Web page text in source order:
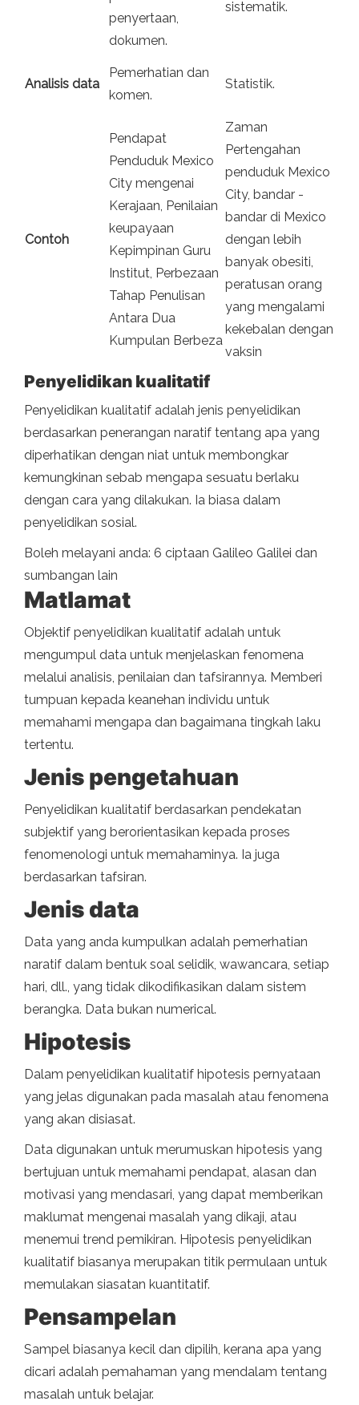
penyertaan,
dokumen.
sistematik.
Analisis data
Pemerhatian dan
komen.
Statistik.
Contoh
Pendapat
Penduduk Mexico
City mengenai
Kerajaan, Penilaian
keupayaan
Kepimpinan Guru
Institut, Perbezaan
Tahap Penulisan
Antara Dua
Kumpulan Berbeza
Zaman
Pertengahan
penduduk Mexico
City, bandar -
bandar di Mexico
dengan lebih
banyak obesiti,
peratusan orang
yang mengalami
kekebalan dengan
vaksin
Penyelidikan kualitatif
Penyelidikan kualitatif adalah jenis penyelidikan
berdasarkan penerangan naratif tentang apa yang
diperhatikan dengan niat untuk membongkar
kemungkinan sebab mengapa sesuatu berlaku
dengan cara yang dilakukan. Ia biasa dalam
penyelidikan sosial.
Boleh melayani anda: 6 ciptaan Galileo Galilei dan
sumbangan lain
Matlamat
Objektif penyelidikan kualitatif adalah untuk
mengumpul data untuk menjelaskan fenomena
melalui analisis, penilaian dan tafsirannya. Memberi
tumpuan kepada keanehan individu untuk
memahami mengapa dan bagaimana tingkah laku
tertentu.
Jenis pengetahuan
Penyelidikan kualitatif berdasarkan pendekatan
subjektif yang berorientasikan kepada proses
fenomenologi untuk memahaminya. Ia juga
berdasarkan tafsiran.
Jenis data
Data yang anda kumpulkan adalah pemerhatian
naratif dalam bentuk soal selidik, wawancara, setiap
hari, dll., yang tidak dikodifikasikan dalam sistem
berangka. Data bukan numerical.
Hipotesis
Dalam penyelidikan kualitatif hipotesis pernyataan
yang jelas digunakan pada masalah atau fenomena
yang akan disiasat.
Data digunakan untuk merumuskan hipotesis yang
bertujuan untuk memahami pendapat, alasan dan
motivasi yang mendasari, yang dapat memberikan
maklumat mengenai masalah yang dikaji, atau
menemui trend pemikiran. Hipotesis penyelidikan
kualitatif biasanya merupakan titik permulaan untuk
memulakan siasatan kuantitatif.
Pensampelan
Sampel biasanya kecil dan dipilih, kerana apa yang
dicari adalah pemahaman yang mendalam tentang
masalah untuk belajar.